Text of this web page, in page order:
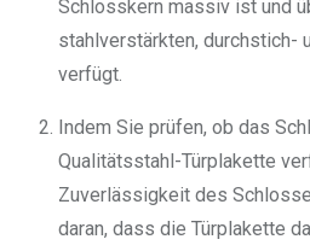
Schlosskern massiv ist und
stahlverstärkten, durchstich-
verfügt.
Indem Sie prüfen, ob das
Qualitätsstahl-Türplakette
Zuverlässigkeit des
daran, dass die Türplakette